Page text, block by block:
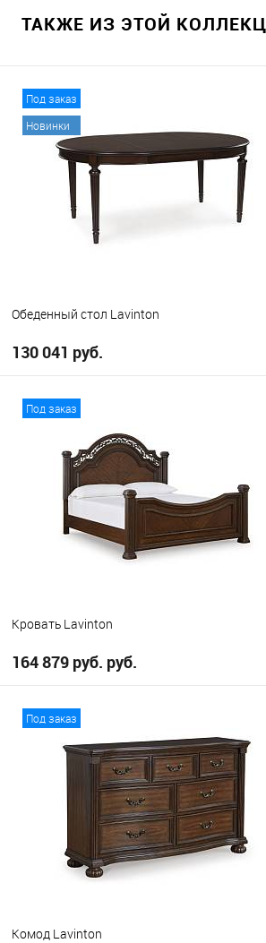
ТАКЖЕ ИЗ ЭТОЙ
Под заказ
Новинки
Обеденный стол Lavinton
130 041 руб.
В избранное
Под заказ
Кровать Lavinton
164 879 руб. руб.
В избранное
Выберите
Queen
Под заказ
Комод Lavinton